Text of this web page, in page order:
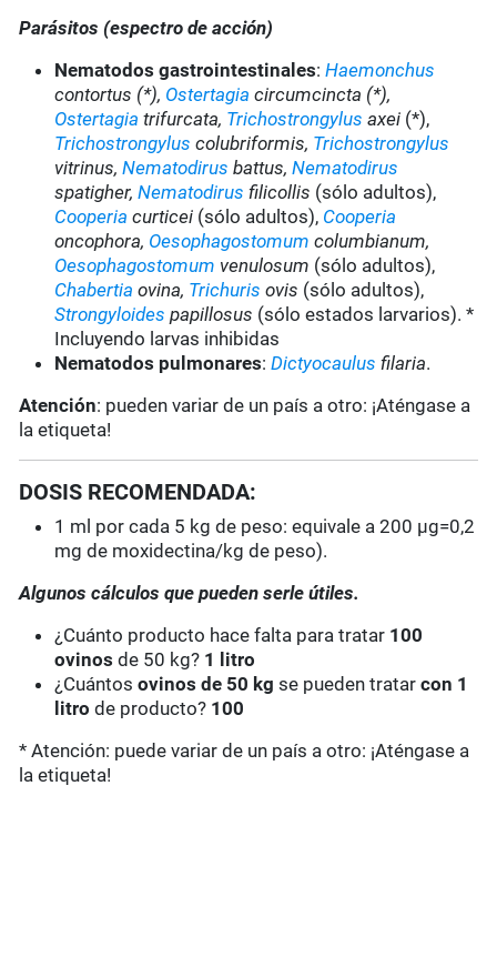
Parásitos (espectro de acción)
Nematodos gastrointestinales:Haemonchus
contortus (*), Ostertagia circumcincta (*),
Ostertagia trifurcata, Trichostrongylus axei (*),
Trichostrongylus colubriformis, Trichostrongylus
vitrinus,Nematodirus battus,Nematodirus
spatigher,Nematodirus filicollis (sólo adultos),
Cooperia curticei (sólo adultos), Cooperia
oncophora, Oesophagostomum columbianum,
Oesophagostomum venulosum (sólo adultos),
Chabertia ovina, Trichuris ovis (sólo adultos),
Strongyloides papillosus (sólo estados larvarios). *
Incluyendo larvas inhibidas
Nematodos pulmonares:Dictyocaulus filaria.
Atención: pueden variar de un país a otro: ¡Aténgase a
la etiqueta!
DOSIS RECOMENDADA:
1 ml por cada 5 kg de peso: equivale a 200 µg=0,2
mg de moxidectina/kg de peso).
Algunos cálculos que pueden serle útiles.
¿Cuánto producto hace falta para tratar 100
ovinosde 50 kg? 1 litro
¿Cuántosovinos de 50 kg se pueden tratarcon 1
litro de producto? 100
* Atención: puede variar de un país a otro: ¡Aténgase a
la etiqueta!